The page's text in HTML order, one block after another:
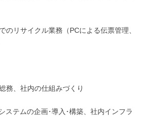
のリサイクル業務（PCによる伝票管理、
務、社内の仕組みづくり
ステムの企画･導入･構築、社内インフラ